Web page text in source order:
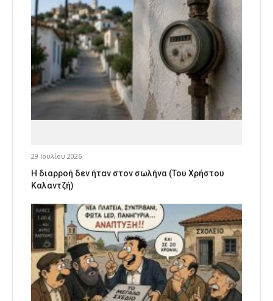
29 Ιουλίου 2026
Η διαρροή δεν ήταν στον σωλήνα (Του Χρήστου
Καλαντζή)